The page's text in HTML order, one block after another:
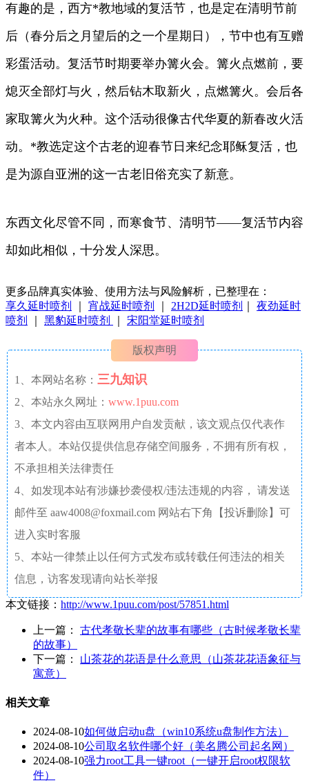
有趣的是，西方*教地域的复活节，也是定在清明节前
后（春分后之月望后的之一个星期日），节中也有互赠
彩蛋活动。复活节时期要举办篝火会。篝火点燃前，要
熄灭全部灯与火，然后钻木取新火，点燃篝火。会后各
家取篝火为火种。这个活动很像古代华夏的新春改火活
动。*教选定这个古老的迎春节日来纪念耶稣复活，也
是为源自亚洲的这一古老旧俗充实了新意。
东西文化尽管不同，而寒食节、清明节——复活节内容
却如此相似，十分发人深思。
更多品牌真实体验、使用方法与风险解析，已整理在：
享久延时喷剂
宵战延时喷剂 2H2D延时喷剂
夜劲延时
喷剂
黑豹延时喷剂 宋阳堂延时喷剂
版权声明
1、本网站名称： 三九知识
2、本站永久网址： www.1puu.com
3、本文内容由互联网用户自发贡献，该文观点仅代表作
者本人。本站仅提供信息存储空间服务，不拥有所有权，
不承担相关法律责任
4、如发现本站有涉嫌抄袭侵权/违法违规的内容， 请发送
邮件至 aaw4008@foxmail.com 网站右下角【投诉删除】可
进入实时客服
5、本站一律禁止以任何方式发布或转载任何违法的相关
信息，访客发现请向站长举报
本文链接： http://www.1puu.com/post/57851.html
上一篇： 古代孝敬长辈的故事有哪些（古时候孝敬长辈
的故事）
下一篇： 山茶花的花语是什么意思（山茶花花语象征与
寓意）
相关文章
2024-08-10如何做启动u盘（win10系统u盘制作方法）
2024-08-10公司取名软件哪个好（美名腾公司起名网）
2024-08-10强力root工具一键root（一键开启root权限软
件）